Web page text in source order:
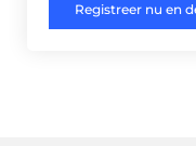
Registreer nu en